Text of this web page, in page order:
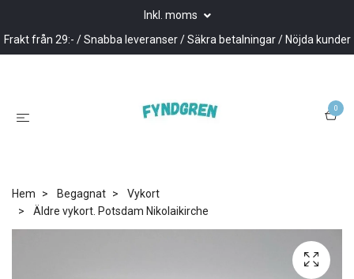
Inkl. moms
Frakt från 29:- / Snabba leveranser / Säkra betalningar / Nöjda kunder
0
Hem Begagnat
Vykort
Äldre vykort. Potsdam Nikolaikirche